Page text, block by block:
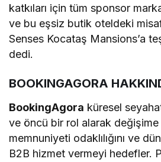
katkıları için tüm sponsor
ve bu eşsiz butik oteldeki
Senses Kocataş Mansions’a
dedi.
BOOKINGAGORA
BookingAgora küresel
ve öncü bir rol alarak değişime
memnuniyeti odaklılığını ve
B2B hizmet vermeyi hedefler.